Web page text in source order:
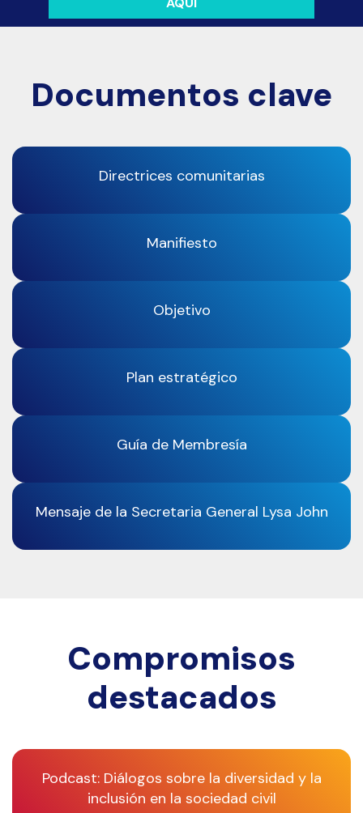
Documentos clave
Directrices comunitarias
Manifiesto
Objetivo
Plan estratégico
Guía de Membresía
Mensaje de la Secretaria General Lysa John
Compromisos
destacados
Podcast: Diálogos sobre la diversidad y la
inclusión en la sociedad civil